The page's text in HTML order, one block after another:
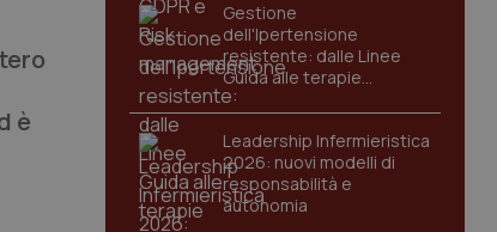
è
Gestione
dell'Ipertensione
resistente: dalle Linee
Guida alle terapie
innovative
Leadership Infermieristica
2026: nuovi modelli di
responsabilità e
autonomia